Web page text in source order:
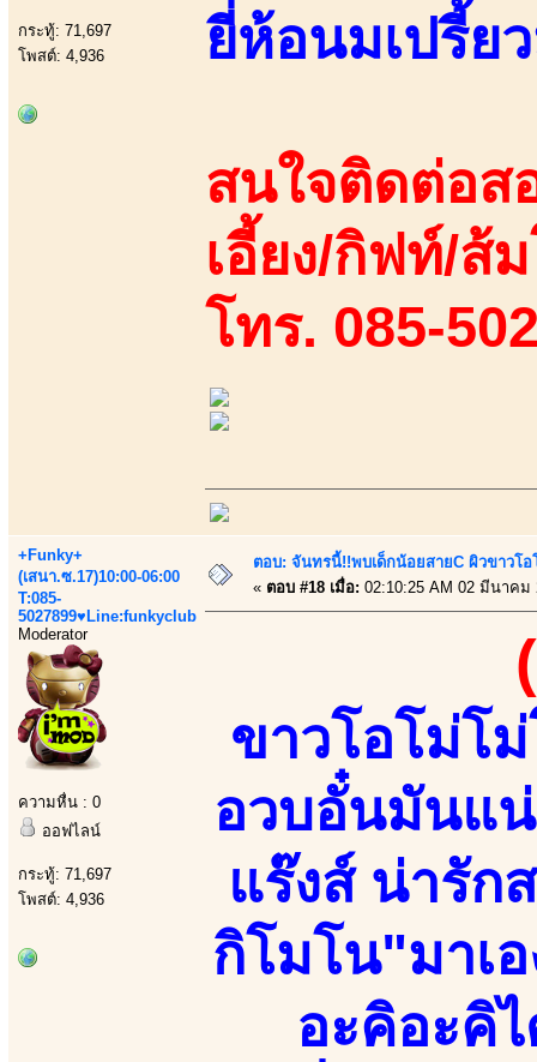
กระทู้: 71,697
โพสต์: 4,936
ยี่ห้อนมเปรี้ย
สนใจติดต่อส
เอี้ยง/กิฟท์/ส้
โทร. 085-
+Funky+
(เสนา.ซ.17)10:00-06:00
T:085-
5027899♥Line:funkyclub
Moderator
ความหื่น : 0
ออฟไลน์
กระทู้: 71,697
โพสต์: 4,936
ตอบ: จันทรนี้!!พบเด็กน้อยสายC ผิวขาวโ
« ตอบ #18 เมื่อ: 02:10:25 AM 02 มีนาคม
ขาวโอโม่โ
อวบอั๋นมันแ
แร๊งส์ น่ารัก
กิโมโน"มาเอ
อะคิอะคิ